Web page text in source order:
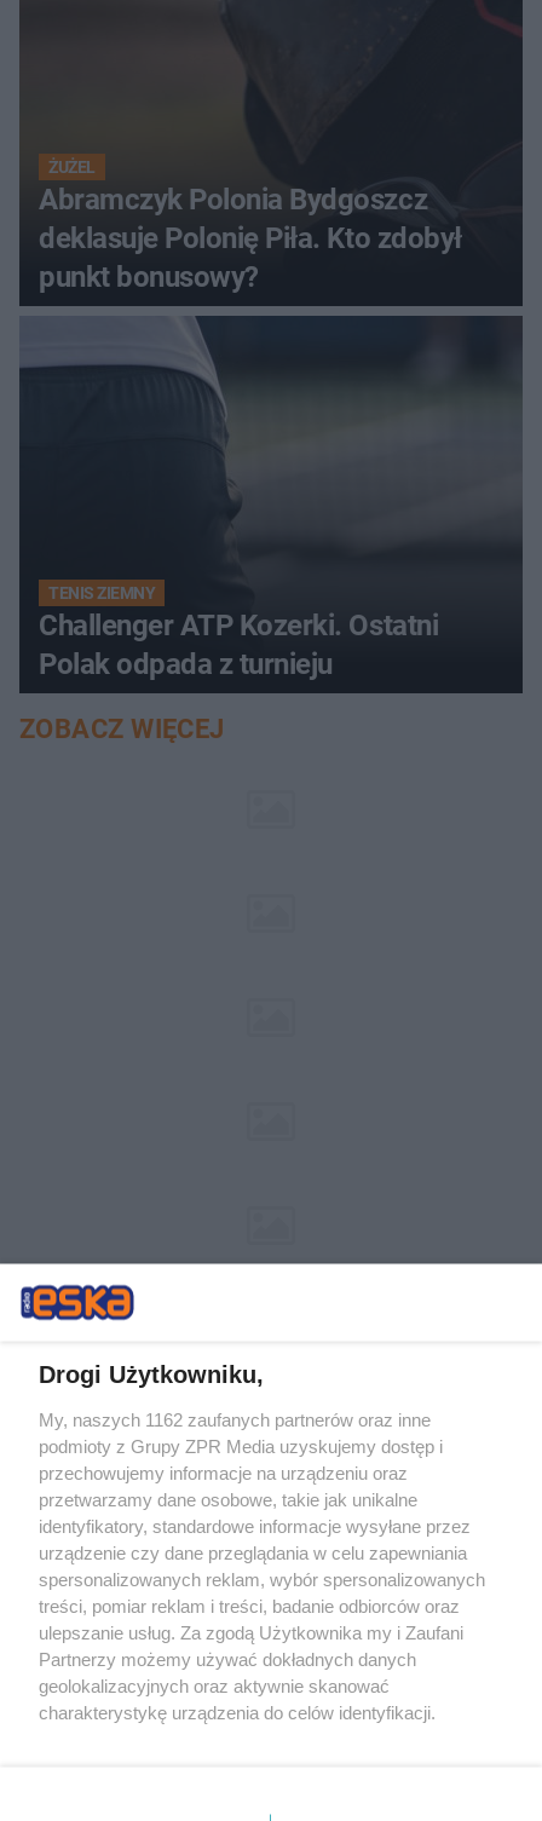
ŻUŻEL
Abramczyk Polonia Bydgoszcz
deklasuje Polonię Piła. Kto zdobył
punkt bonusowy?
TENIS ZIEMNY
Challenger ATP Kozerki. Ostatni
Polak odpada z turnieju
ZOBACZ WIĘCEJ
Żaden utwór zamieszczony w serwisie nie może być powielany i
rozpowszechniany lub dalej rozpowszechniany w jakikolwiek sposób (w
tym także elektroniczny lub mechaniczny) na jakimkolwiek polu
eksploatacji w jakiejkolwiek formie, włącznie z umieszczaniem w
Internecie bez pisemnej zgody właściciela praw. Jakiekolwiek użycie lub
wykorzystanie utworów w całości lub w części z naruszeniem prawa,
tzn. bez właściwej zgody, jest zabronione pod groźbą kary i może być
ścigane prawnie.
Drogi Użytkowniku,
My, naszych 1162 zaufanych partnerów oraz inne
podmioty z Grupy ZPR Media uzyskujemy dostęp i
przechowujemy informacje na urządzeniu oraz
przetwarzamy dane osobowe, takie jak unikalne
identyfikatory, standardowe informacje wysyłane przez
urządzenie czy dane przeglądania w celu zapewniania
spersonalizowanych reklam, wybór spersonalizowanych
treści, pomiar reklam i treści, badanie odbiorców oraz
ulepszanie usług. Za zgodą Użytkownika my i Zaufani
Partnerzy możemy używać dokładnych danych
geolokalizacyjnych oraz aktywnie skanować
charakterystykę urządzenia do celów identyfikacji.